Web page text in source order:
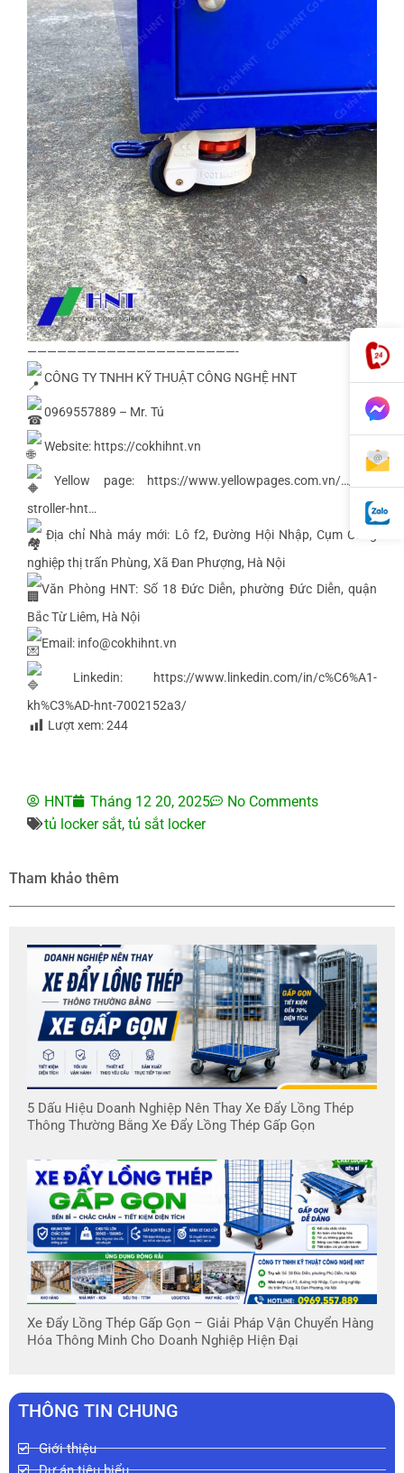
—————————————————————-
CÔNG TY TNHH KỸ THUẬT CÔNG NGHỆ HNT
0969557889 – Mr. Tú
Website: https://cokhihnt.vn
Yellow page:
https://www.yellowpages.com.vn/…/hnt-
stroller-hnt…
Địa chỉ Nhà máy mới: Lô f2, Đường Hội Nhập, Cụm Công
nghiệp thị trấn Phùng, Xã Đan Phượng, Hà Nội
Văn Phòng HNT: Số 18 Đức Diễn, phường Đức Diễn, quận
Bắc Từ Liêm, Hà Nội
Email: info@cokhihnt.vn
Linkedin:
https://www.linkedin.com/in/c%C6%A1-
kh%C3%AD-hnt-7002152a3/
Lượt xem:244
HNT Tháng 12 20, 2025
No Comments
tủ locker sắt, tủ sắt locker
Tham khảo thêm
5 Dấu Hiệu Doanh Nghiệp Nên Thay Xe Đẩy Lồng Thép
Thông Thường Bằng Xe Đẩy Lồng Thép Gấp Gọn
Xe Đẩy Lồng Thép Gấp Gọn – Giải Pháp Vận Chuyển Hàng
Hóa Thông Minh Cho Doanh Nghiệp Hiện Đại
THÔNG TIN CHUNG
Giới thiệu